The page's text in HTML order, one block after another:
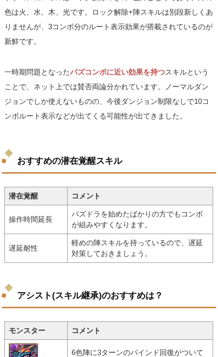
色は火、水、木、光です。ロック解除+陣スキルは別段新しくあ
りませんが、3コンボ分のルート表示効果が搭載されているのが
新鮮です。
一時期問題となったパズコンボに近い効果を持つスキルという
ことで、ネット上では賛否両論分かれています。ノーマルダン
ジョンでしか使えないものの、今後ダンジョン制限なしで10コ
ンボルート表示などが出てくる可能性が出てきました。
おすすめの潜在覚醒スキル
潜在覚醒 コメント
操作時間延長
パズドラを始めたばかりの方でもコンボ
が組みやすくなります。
遅延耐性
軽めの陣スキルを持っているので、遅延
対策しておきましょう。
アシスト(スキル継承)のおすすめは？
モンスター コメント
6色陣に3ターンのバインド回復がついて